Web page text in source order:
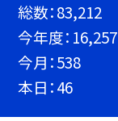
総数：83,212
今年度： 16,257
今月：538
本日：46